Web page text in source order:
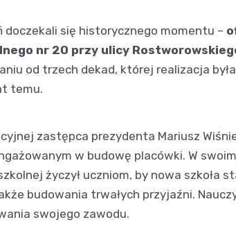
doczekali się historycznego momentu –
nr 20 przy ulicy
od trzech dekad, której realizacja
temu.
zastępca prezydenta Mariusz
w budowę placówki. W
życzył uczniom, by nowa szkoła
budowania trwałych przyjaźni.
swojego zawodu.